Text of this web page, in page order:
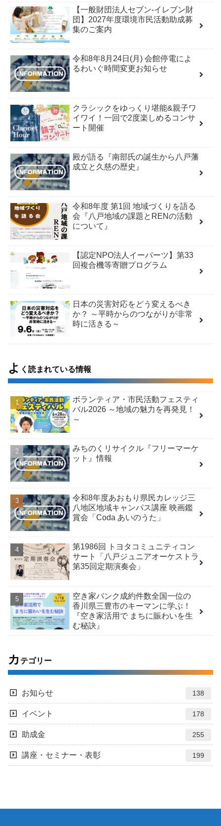
【一般財団法人セブン-イレブン財
団】2027年度環境市民活動助成募
集のご案内
令和8年8月24日(月) 会館停電によ
るわいぐ時間変更お知らせ
クラシックをゆっくり堪能&親子ワ
イワイ！一回で2度楽しめるコンサ
ート開催
殿が語る『南部氏の誕生から八戸藩
成立と久慈の歴史』
令和8年度 第1回 地域づくりを語る
会『八戸地域の課題とRENの活動
について』
【認定NPO法人イーパーツ】第33
回複合機等寄贈プログラム
日本の災害対応をどう変えるべき
か？ ～平時からのつながりが非常
時に活きる～
よ く読まれている情報
ボランティア・市民活動フェスティ
バル2026 ～地域の魅力を再発見！
～
みちのくリサイクル『フリーマーケ
ット』情報
令和8年度あおもり県民カレッジ三
八地区地域キャンパス講座 映画鑑
賞会「Coda あいのうた」
第1986回 トヨタコミュニティコン
サート「八戸ジュニアオーケストラ
第35回定期演奏会」
空き家バンク成約件数全国一位の
香川県三豊市のキーマンに学ぶ！
『空き家活用で まちに賑わいを生
む秘訣』
カ テゴリー
お知らせ 138
イベント 178
助成金 255
講座・セミナー・表彰 199